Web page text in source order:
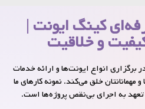
کینگ ایونت |
و خلاقیت
برگزاری انواع ایونت‌ها و ارائه خدمات
مهمانانتان خلق می‌کند. نمونه کارهای ما
به اجرای بی‌نقص پروژه‌ها است.